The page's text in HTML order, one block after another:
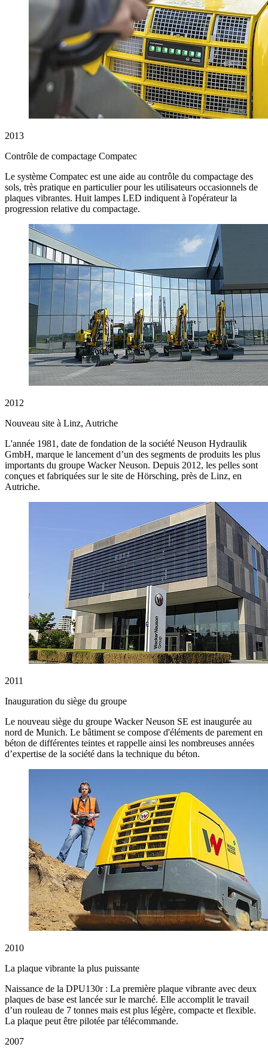
2013
Contrôle de compactage Compatec
Le système Compatec est une aide au contrôle du compactage des
sols, très pratique en particulier pour les utilisateurs occasionnels de
plaques vibrantes. Huit lampes LED indiquent à l'opérateur la
progression relative du compactage.
2012
Nouveau site à Linz, Autriche
L'année 1981, date de fondation de la société Neuson Hydraulik
GmbH, marque le lancement d’un des segments de produits les plus
importants du groupe Wacker Neuson. Depuis 2012, les pelles sont
conçues et fabriquées sur le site de Hörsching, près de Linz, en
Autriche.
2011
Inauguration du siège du groupe
Le nouveau siège du groupe Wacker Neuson SE est inaugurée au
nord de Munich. Le bâtiment se compose d'éléments de parement en
béton de différentes teintes et rappelle ainsi les nombreuses années
d’expertise de la société dans la technique du béton.
2010
La plaque vibrante la plus puissante
Naissance de la DPU130r : La première plaque vibrante avec deux
plaques de base est lancée sur le marché. Elle accomplit le travail
d’un rouleau de 7 tonnes mais est plus légère, compacte et flexible.
La plaque peut être pilotée par télécommande.
2007